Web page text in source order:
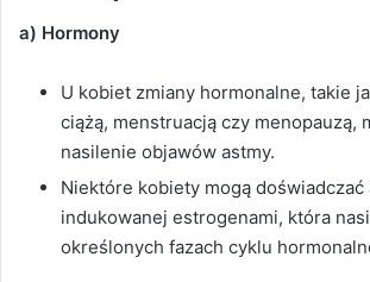
a) Hormony
U kobiet zmiany hormonalne, takie
ciążą, menstruacją czy menopauzą,
nasilenie objawów astmy.
Niektóre kobiety mogą doświadczać
indukowanej estrogenami, która
określonych fazach cyklu